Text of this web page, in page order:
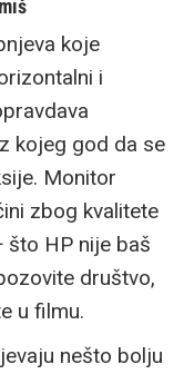
koje
i
kojeg god da se
Monitor
zbog kvalitete
što HP nije baš
društvo,
u filmu.
nešto bolju